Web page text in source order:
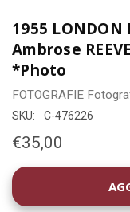
1955
Ambrose
*Photo
FOTOGRAFIE
SKU: C-476226
€35,00
DISPONIBILITÀ
ATTUALE: